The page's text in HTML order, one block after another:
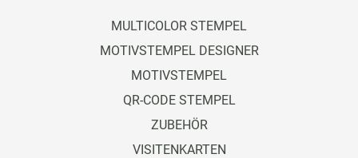
MULTICOLOR STEMPEL
MOTIVSTEMPEL DESIGNER
MOTIVSTEMPEL
QR-CODE STEMPEL
ZUBEHÖR
VISITENKARTEN